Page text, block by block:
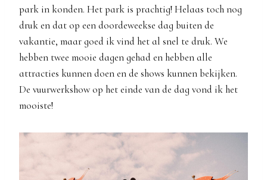
park in konden. Het park is prachtig! Helaas toch nog
druk en dat op een doordeweekse dag buiten de
vakantie, maar goed ik vind het al snel te druk. We
hebben twee mooie dagen gehad en hebben alle
attracties kunnen doen en de shows kunnen bekijken.
De vuurwerkshow op het einde van de dag vond ik het
mooiste!